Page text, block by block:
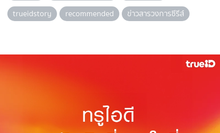
trueidstory
recommended ข่าวสารวงการซีรีส์